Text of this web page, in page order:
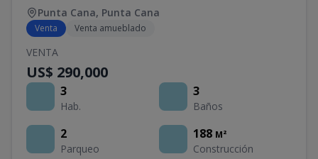
Punta Cana, Punta Cana
Venta Venta amueblado
VENTA
US$ 290,000
3
Hab.
3
Baños
2
Parqueo
188 M²
Construcción